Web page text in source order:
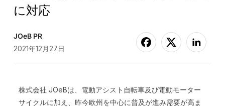
に対応
JOeB PR
2021年12月27日
株式会社 JOeBは、電動アシスト自転車及び電動モーター
サイクルに加え、昨今欧州を中心に普及が進み需要が高ま